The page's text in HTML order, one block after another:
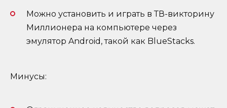
Можно установить и играть в ТВ-викторину
Миллионера на компьютере через
эмулятор Android, такой как BlueStacks.
Минусы: